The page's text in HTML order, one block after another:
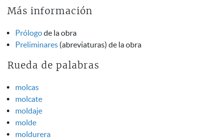
Más información
Prólogode la obra
Preliminares (abreviaturas) de la obra
Rueda de palabras
molcas
molcate
moldaje
molde
moldurera